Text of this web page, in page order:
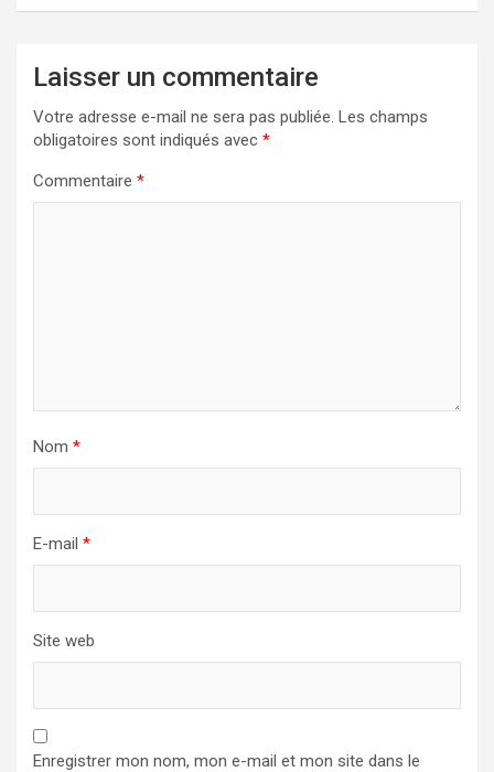
Laisser un commentaire
Votre adresse e-mail ne sera pas publiée. Les champs
obligatoires sont indiqués avec *
Commentaire *
Nom *
E-mail *
Site web
Enregistrer mon nom, mon e-mail et mon site dans le